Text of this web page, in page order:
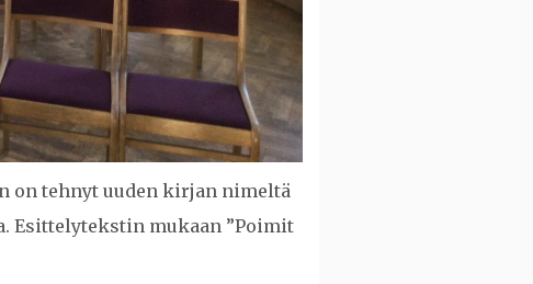
on tehnyt uuden kirjan nimeltä
Esittelytekstin mukaan ”Poimit